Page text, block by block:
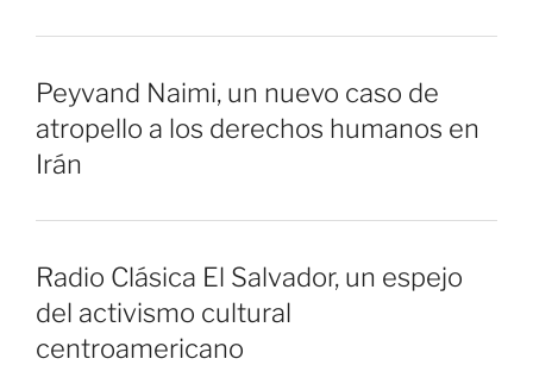
Peyvand Naimi, un nuevo caso de
atropello a los derechos humanos en
Irán
Radio Clásica El Salvador, un espejo
del activismo cultural
centroamericano